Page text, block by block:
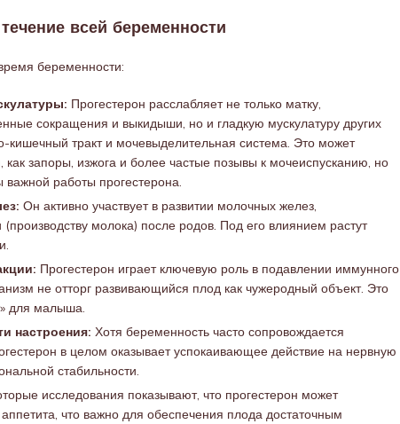
всей беременности
беременности:
Прогестерон расслабляет не только матку,
сокращения и выкидыши, но и гладкую мускулатуру других
кишечный тракт и мочевыделительная система. Это может
как запоры, изжога и более частые позывы к мочеиспусканию, но
работы прогестерона.
Он активно участвует в развитии молочных желез,
(производству молока) после родов. Под его влиянием растут
Прогестерон играет ключевую роль в подавлении иммунного
не отторг развивающийся плод как чужеродный объект. Это
для малыша.
настроения: Хотя беременность часто сопровождается
в целом оказывает успокаивающее действие на нервную
стабильности.
исследования показывают, что прогестерон может
что важно для обеспечения плода достаточным